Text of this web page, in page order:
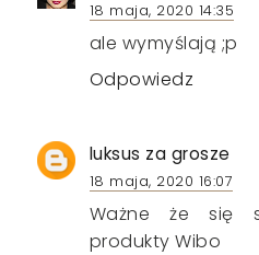
18 maja, 2020 14:35
ale wymyślają ;p
Odpowiedz
luksus za grosze
18 maja, 2020 16:07
Ważne że się
produkty Wibo